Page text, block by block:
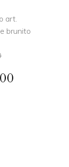
art.
brunito